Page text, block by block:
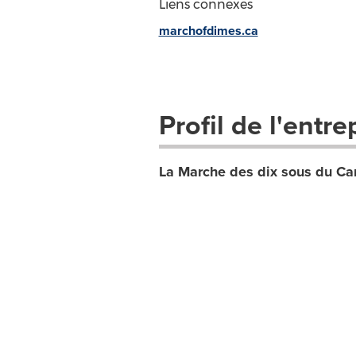
Liens connexes
marchofdimes.ca
Profil de
La Marche des dix sous du